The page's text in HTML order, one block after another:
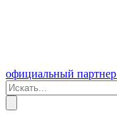
официальный партнер